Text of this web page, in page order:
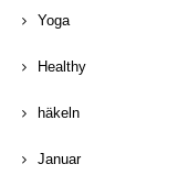
Yoga
Healthy
häkeln
Januar